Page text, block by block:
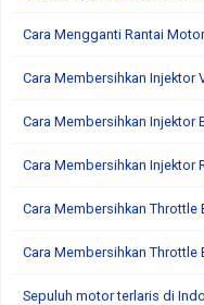
Cara Mengganti Rantai
Cara Membersihkan Injektor
Cara Membersihkan Injektor
Cara Membersihkan Injektor
Cara Membersihkan Throttle
Cara Membersihkan Throttle
Sepuluh motor terlaris di